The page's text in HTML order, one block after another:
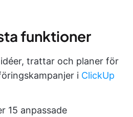
funktioner
trattar och planer för
i ClickUp
15 anpassade